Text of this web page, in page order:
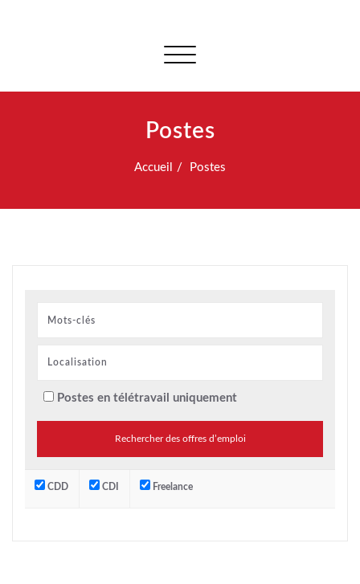
Afficher/masquer
Postes
Accueil Postes
Postes en télétravail uniquement
CDD CDI Freelance